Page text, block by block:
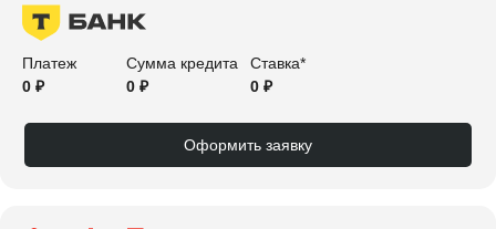
Платеж
0 ₽
Сумма кредита
0 ₽
Ставка*
0 ₽
Оформить заявку